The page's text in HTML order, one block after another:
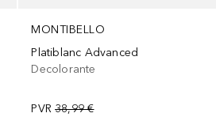
MONTIBELLO
Platiblanc Advanced
Decolorante
PVR 38,99 €